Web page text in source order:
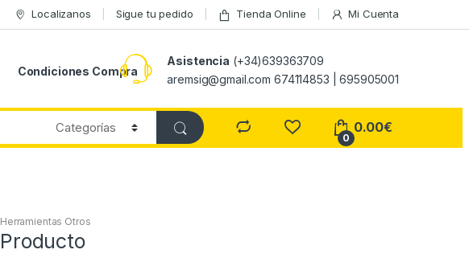
Localizanos Sigue tu pedido Tienda Online Mi Cuenta
Condiciones Compra
Asistencia (+34)639363709
aremsig@gmail.com 674114853 | 695905001
0
0.00€
Herramientas Otros
Producto